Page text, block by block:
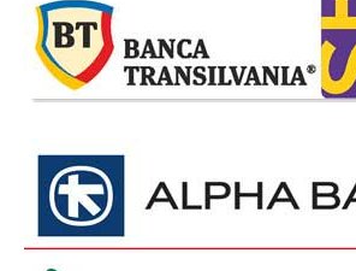
5.297 Lei
Pret Redus 3.210
Stoc Epuizat -
-30%